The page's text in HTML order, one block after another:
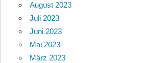
August 2023
Juli 2023
Juni 2023
Mai 2023
März 2023